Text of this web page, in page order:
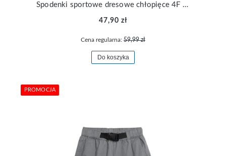
Spodenki sportowe dresowe chłopięce 4F TSHOM629-31S
47,90 zł
Cena regularna: 59,99 zł
Do koszyka
PROMOCJA